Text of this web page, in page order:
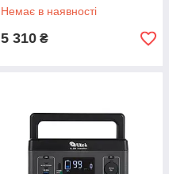
Немає в наявності
5 310 ₴